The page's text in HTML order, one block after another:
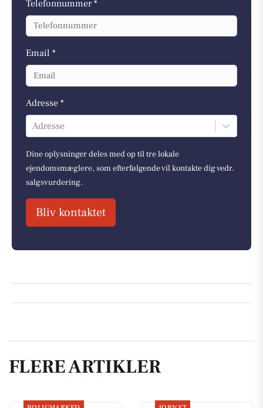
Telefonnummer *
Email *
Adresse *
Adresse
Dine oplysninger deles med op til tre lokale
ejendomsmæglere, som efterfølgende vil kontakte dig vedr.
salgsvurdering.
Bliv kontaktet
FLERE ARTIKLER